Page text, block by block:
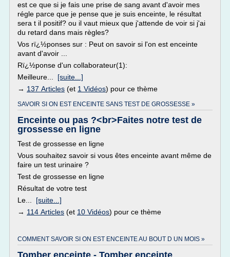
est ce que si je fais une prise de sang avant d'avoir mes
régle parce que je pense que je suis enceinte, le résultat
sera t il positif? ou il vaut mieux que j'attende de voir si j'ai
du retard dans mais règles?
Vos rï¿½ponses sur : Peut on savoir si l'on est enceinte
avant d'avoir ...
Rï¿½ponse d'un collaborateur(1):
Meilleure... [suite...]
→ 137 Articles (et 1 Vidéos) pour ce thème
SAVOIR SI ON EST ENCEINTE SANS TEST DE GROSSESSE »
Enceinte ou pas ?<br>Faites notre test de
grossesse en ligne
Test de grossesse en ligne
Vous souhaitez savoir si vous êtes enceinte avant même de
faire un test urinaire ?
Test de grossesse en ligne
Résultat de votre test
Le... [suite...]
→ 114 Articles (et 10 Vidéos) pour ce thème
COMMENT SAVOIR SI ON EST ENCEINTE AU BOUT D UN MOIS »
Tomber enceinte - Tomber enceinte